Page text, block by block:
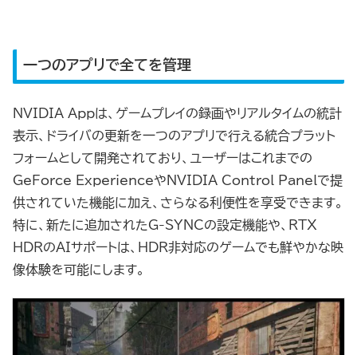
一つのアプリで全てを管理
NVIDIA Appは、ゲームプレイの録画やリアルタイムの統計
表示、ドライバの更新を一つのアプリで行える統合プラット
フォームとして開発されており、ユーザーはこれまでの
GeForce ExperienceやNVIDIA Control Panelで提
供されていた機能に加え、さらなる利便性を享受できます。
特に、新たに追加されたG-SYNCの設定機能や、RTX
HDRのAIサポートは、HDR非対応のゲームでも鮮やかな映
像体験を可能にします。